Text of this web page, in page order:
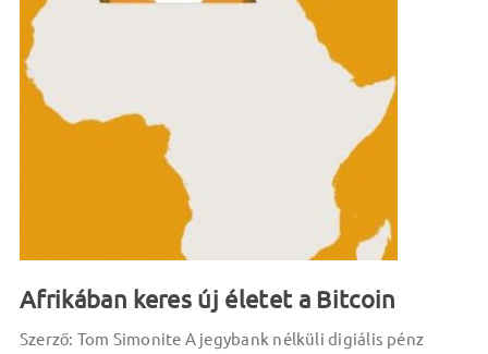
Afrikában keres új életet a Bitcoin
Szerző: Tom Simonite A jegybank nélküli digiális pénz